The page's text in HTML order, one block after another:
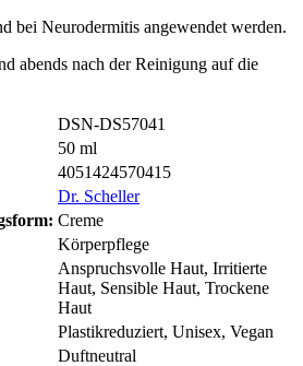
bei Neurodermitis angewendet werden.
abends nach der Reinigung auf die
DSN-DS57041
50 ml
4051424570415
Dr. Scheller
Creme
Körperpflege
Anspruchsvolle Haut, Irritierte
Haut, Sensible Haut, Trockene
Haut
Plastikreduziert, Unisex, Vegan
Duftneutral